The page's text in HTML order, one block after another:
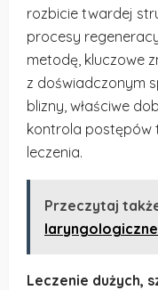
rozbicie twardej
procesy
metodę, kluczowe
z doświadczonym
blizny, właściwe
kontrola postępów
leczenia.
Przeczytaj
Leczenie dużych,